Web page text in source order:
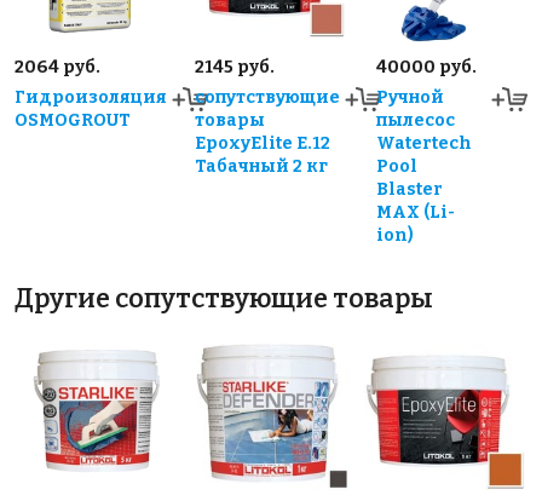
2064 руб.
Гидроизоляция
OSMOGROUT
2145 руб.
сопутствующие
товары
EpoxyElite E.12
Табачный 2 кг
40000 руб.
Ручной
пылесос
Watertech
Pool
Blaster
MAX (Li-
ion)
Другие сопутствующие товары